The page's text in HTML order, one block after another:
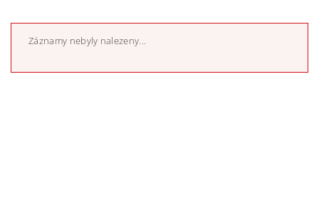
Záznamy nebyly nalezeny...